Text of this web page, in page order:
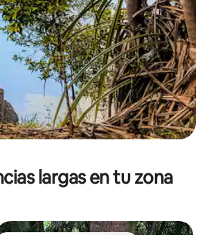
largas en tu zona